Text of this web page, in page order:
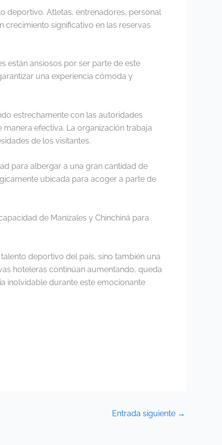
deportivo. Atletas, entrenadores, personal
crecimiento significativo en las reservas
están ansiosos por ser parte de este
una experiencia cómoda y
estrechamente con las autoridades
efectiva. La organización trabaja
de los visitantes.
para albergar a una gran cantidad de
ubicada para acoger a parte de
de Manizales y Chinchiná para
deportivo del país, sino también una
hoteleras continúan aumentando, queda
inolvidable durante este emocionante
Entrada siguiente →